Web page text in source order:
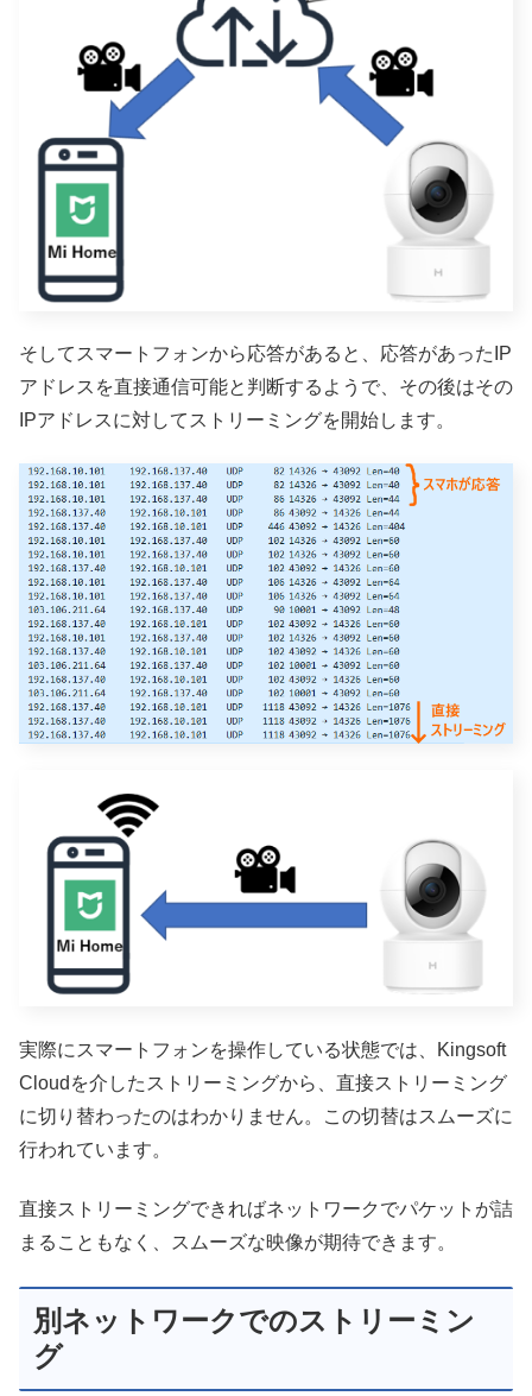
そしてスマートフォンから応答があると、応答があったIP
アドレスを直接通信可能と判断するようで、その後はその
IPアドレスに対してストリーミングを開始します。
実際にスマートフォンを操作している状態では、Kingsoft
Cloudを介したストリーミングから、直接ストリーミング
に切り替わったのはわかりません。この切替はスムーズに
行われています。
直接ストリーミングできればネットワークでパケットが詰
まることもなく、スムーズな映像が期待できます。
別ネットワークでのストリーミン
グ